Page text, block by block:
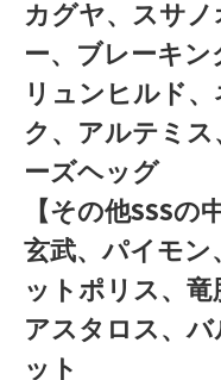
カグヤ、スサ
ー、ブレーキ
リュンヒルド
ク、アルテミ
ーズヘッグ
【その他SSSの
玄武、パイモ
ットポリス、竜
アスタロス、
ット